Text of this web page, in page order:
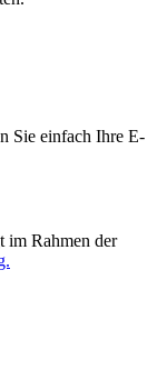
Sie einfach Ihre E-
im Rahmen der